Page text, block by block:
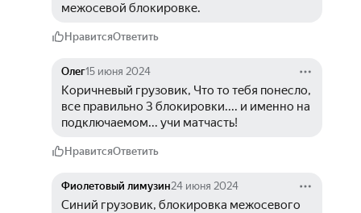
межосевой блокировке.
НравитсяОтветить
Олег15 июня 2024
Коричневый грузовик, Что то тебя понесло,
все правильно 3 блокировки.... и именно на
подключаемом... учи матчасть!
НравитсяОтветить
Фиолетовый лимузин24 июня 2024
Синий грузовик, блокировка межосевого